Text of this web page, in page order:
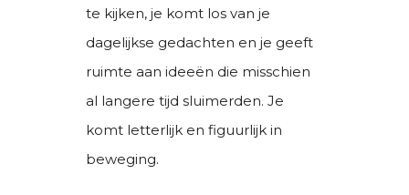
te kijken, je komt los van je
dagelijkse gedachten en je geeft
ruimte aan ideeën die misschien
al langere tijd sluimerden. Je
komt letterlijk en figuurlijk in
beweging.